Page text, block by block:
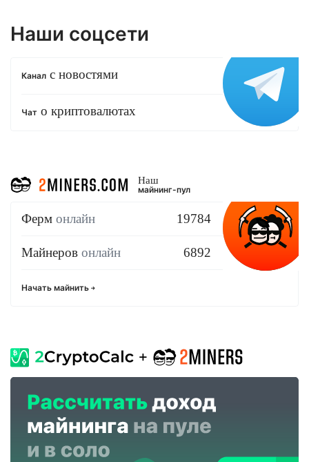
Наши соцсети
Канал с новостями
Чат о криптовалютах
Наш
майнинг-пул
Ферм онлайн 19784
Майнеров онлайн 6892
Начать майнить